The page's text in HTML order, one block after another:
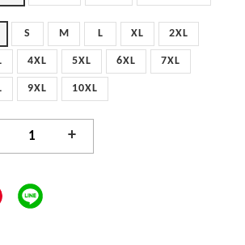
S M L XL 2XL
4XL 5XL 6XL 7XL
9XL 10XL
+